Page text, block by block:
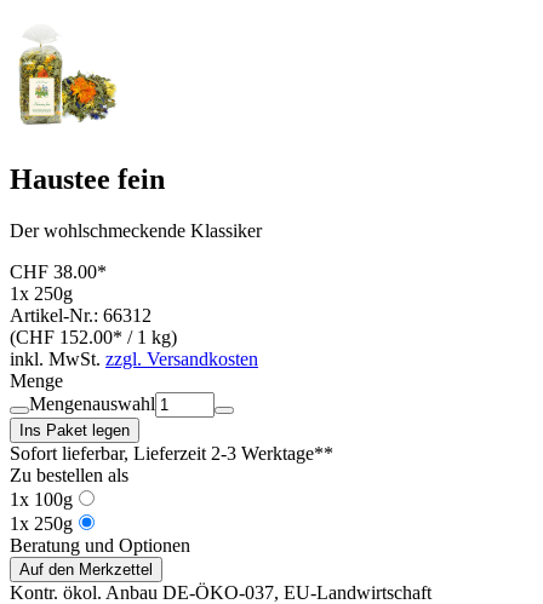
Haustee fein
Der wohlschmeckende Klassiker
CHF 38.00*
1x 250g
Artikel-Nr.: 66312
(CHF 152.00* / 1 kg)
inkl. MwSt. zzgl. Versandkosten
Menge
Mengenauswahl
Ins Paket legen
Sofort lieferbar, Lieferzeit 2-3 Werktage**
Zu bestellen als
1x 100g
1x 250g
Beratung und Optionen
Auf den Merkzettel
Kontr. ökol. Anbau DE-ÖKO-037, EU-Landwirtschaft